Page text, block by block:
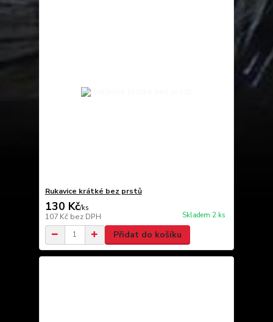
Rukavice krátké bez prstů
130 Kč/ks
107 Kč bez DPH Skladem 2 ks
Přidat do košíku